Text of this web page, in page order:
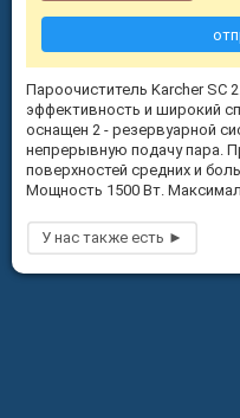
Пароочиститель Karcher SC
эффективность и широкий
оснащен 2 - резервуарной
непрерывную подачу пара.
поверхностей средних и
Мощность 1500 Вт.